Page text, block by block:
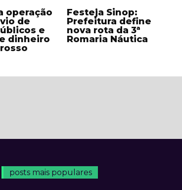
operação
de
e
dinheiro
Festeja Sinop:
Prefeitura define
nova rota da 3ª
Romaria Náutica
posts mais populares